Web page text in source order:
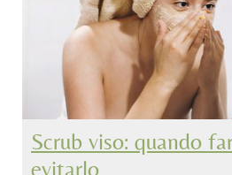
Scrub viso: quando
evitarlo